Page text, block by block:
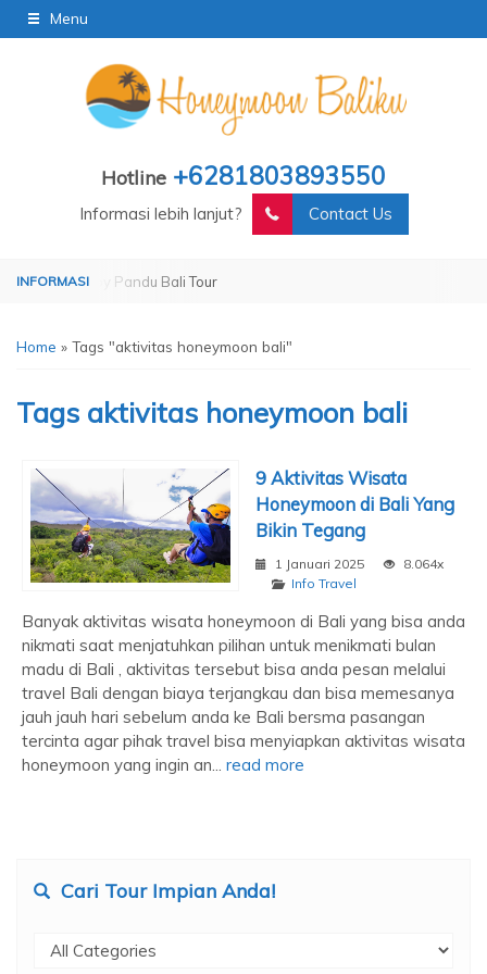
Menu
Hotline +6281803893550
Informasi lebih lanjut? Contact Us
by Pandu Bali Tour Operated by Pandu Bali Tour
Home » Tags "aktivitas honeymoon bali"
Tags aktivitas honeymoon bali
9 Aktivitas Wisata
Honeymoon di Bali Yang
Bikin Tegang
1 Januari 2025
8.064x
Info Travel
Banyak aktivitas wisata honeymoon di Bali yang bisa anda
nikmati saat menjatuhkan pilihan untuk menikmati bulan
madu di Bali , aktivitas tersebut bisa anda pesan melalui
travel Bali dengan biaya terjangkau dan bisa memesanya
jauh jauh hari sebelum anda ke Bali bersma pasangan
tercinta agar pihak travel bisa menyiapkan aktivitas wisata
honeymoon yang ingin an... read more
Cari Tour Impian Anda!